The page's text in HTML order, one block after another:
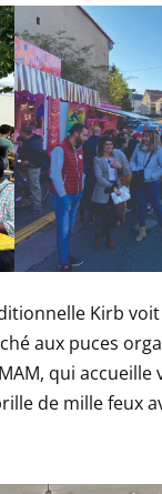
Kirb voit
aux puces
qui
de mille feux